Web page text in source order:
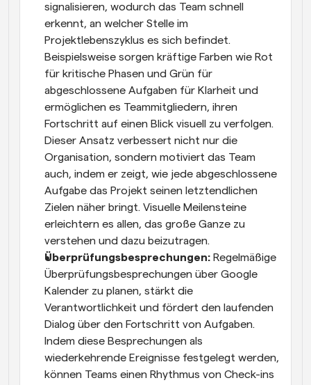
signalisieren, wodurch das Team schnell
erkennt, an welcher Stelle im
Projektlebenszyklus es sich befindet.
Beispielsweise sorgen kräftige Farben wie Rot
für kritische Phasen und Grün für
abgeschlossene Aufgaben für Klarheit und
ermöglichen es Teammitgliedern, ihren
Fortschritt auf einen Blick visuell zu verfolgen.
Dieser Ansatz verbessert nicht nur die
Organisation, sondern motiviert das Team
auch, indem er zeigt, wie jede abgeschlossene
Aufgabe das Projekt seinen letztendlichen
Zielen näher bringt. Visuelle Meilensteine
erleichtern es allen, das große Ganze zu
verstehen und dazu beizutragen.
Überprüfungsbesprechungen: Regelmäßige
Überprüfungsbesprechungen über Google
Kalender zu planen, stärkt die
Verantwortlichkeit und fördert den laufenden
Dialog über den Fortschritt von Aufgaben.
Indem diese Besprechungen als
wiederkehrende Ereignisse festgelegt werden,
können Teams einen Rhythmus von Check-ins